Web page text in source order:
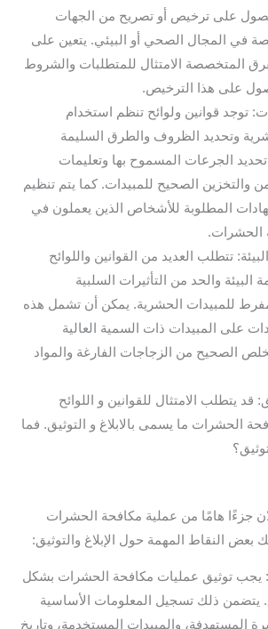
على ترخيص أو تصريح من الجهات
في المجال الصحي أو البيئي. يتعين على
المتخصصة الامتثال للمتطلبات والشروط
على هذا الترخيص.
توجد قوانين ولوائح تنظم استخدام
وتحديد الظروف والطرق السليمة
تحديد الجرعات المسموح بها وتعليمات
والتخزين الصحيح للمبيدات. كما يتم تنظيم
المطلوبة للأشخاص الذين يعملون في
الحشرات.
تتطلب العديد من القوانين واللوائح
البيئة والحد من التأثيرات السلبية
للمبيدات الحشرية. يمكن أن تشمل هذه
على المبيدات ذات السمية العالية
الصحيح من الزجاجات الفارغة والمواد
قد يتطلب الامتثال للقوانين و اللوائح
الحشرات ما يسمى بالابلاغ و التوثيق. فما
جزءًا هامًا من عملية مكافحة الحشرات
بعض النقاط المهمة حول الإبلاغ والتوثيق:
يجب توثيق عمليات مكافحة الحشرات بشكل
ذلك تسجيل المعلومات الأساسية
المستهدفة، والمبيدات المستخدمة، وتاريخ